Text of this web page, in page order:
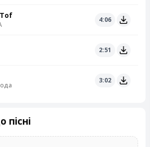
Tof 4:06
2:51
3:02
пісні